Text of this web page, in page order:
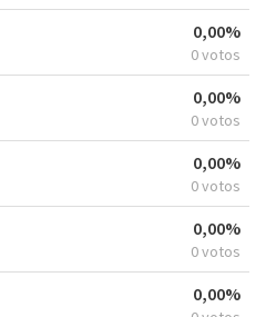
0,00%
0 votos
0,00%
0 votos
0,00%
0 votos
0,00%
0 votos
0,00%